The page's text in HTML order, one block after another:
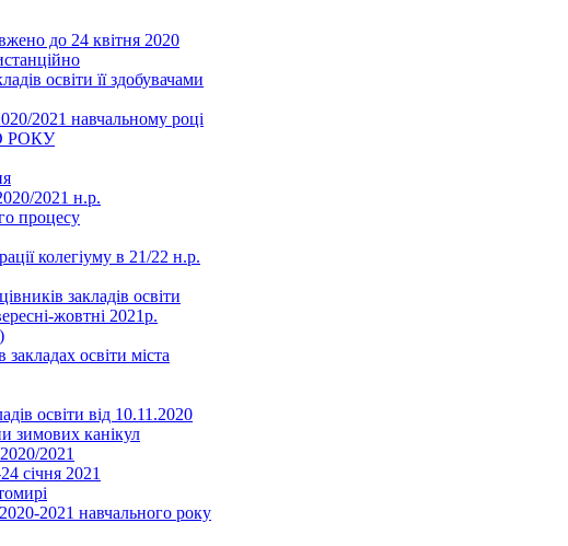
до 24 квітня 2020
освіти її здобувачами
2021 навчальному році
РОКУ
2021 н.р.
процесу
колегіуму в 21/22 н.р.
закладів освіти
жовтні 2021р.
освіти міста
освіти від 10.11.2020
зимових канікул
2021
січня 2021
2021 навчального року